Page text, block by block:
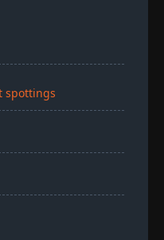
spottings